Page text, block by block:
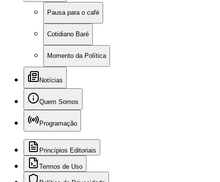
Pausa para o café
Cotidiano Baré
Momento da Política
Notícias
Quem Somos
Programação
Princípios Editoriais
Termos de Uso